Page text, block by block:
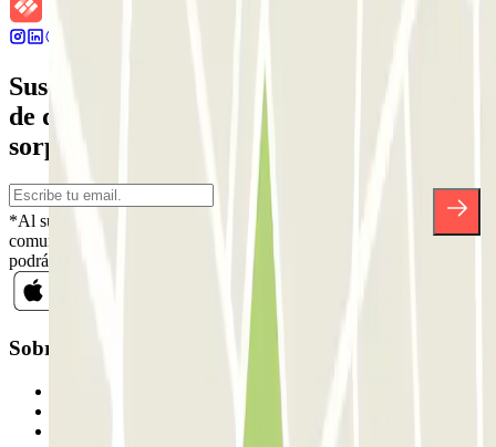
Suscríbete a nuestra newsletter y entérate
de descuentos, sorteos y otras muchas
sorpresas.
*Al suscribirte aceptas nuestra Política de Privacidad para recibir
comunicaciones comerciales de Parclick. Sin ningún compromiso,
podrás darte de baja cuando quieras en la misma newsletter.
Sobre Parclick